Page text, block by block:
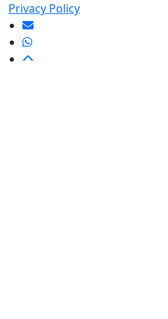
Privacy Policy